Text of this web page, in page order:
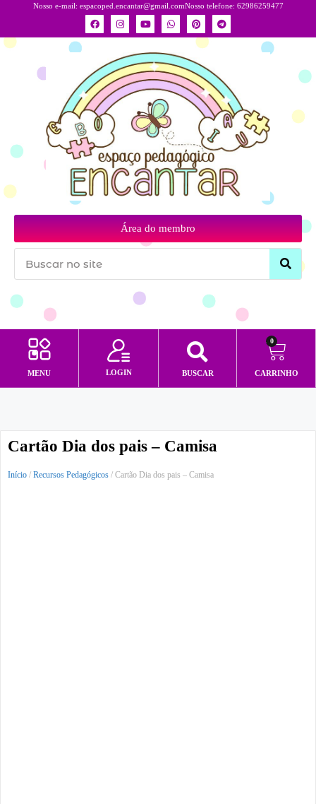
Nosso e-mail: espacoped.encantar@gmail.comNosso telefone: 62986259477
Área do membro
MENU LOGIN BUSCAR
0
CARRINHO
Cartão Dia dos pais – Camisa
Início / Recursos Pedagógicos / Cartão Dia dos pais – Camisa